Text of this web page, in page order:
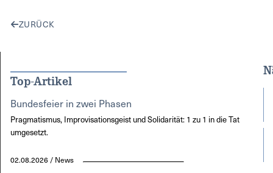
ZURÜCK
Top-Artikel
Bundesfeier in zwei Phasen
Pragmatismus, Improvisationsgeist und Solidarität: 1 zu 1 in die Tat
umgesetzt.
02.08.2026 / News